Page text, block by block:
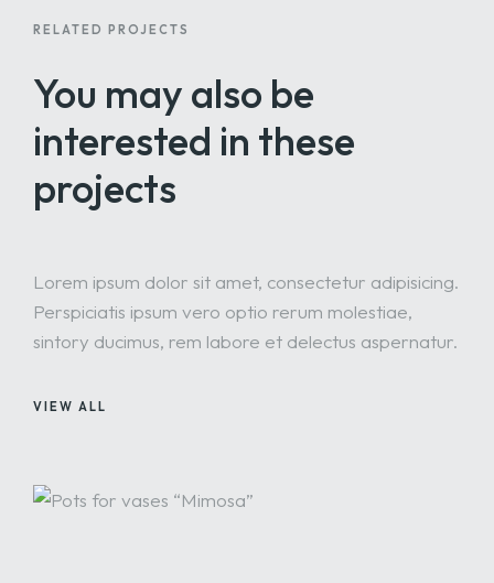
RELATED PROJECTS
You may also be
interested in these
projects
Lorem ipsum dolor sit amet, consectetur adipisicing.
Perspiciatis ipsum vero optio rerum molestiae,
sintory ducimus, rem labore et delectus aspernatur.
VIEW ALL